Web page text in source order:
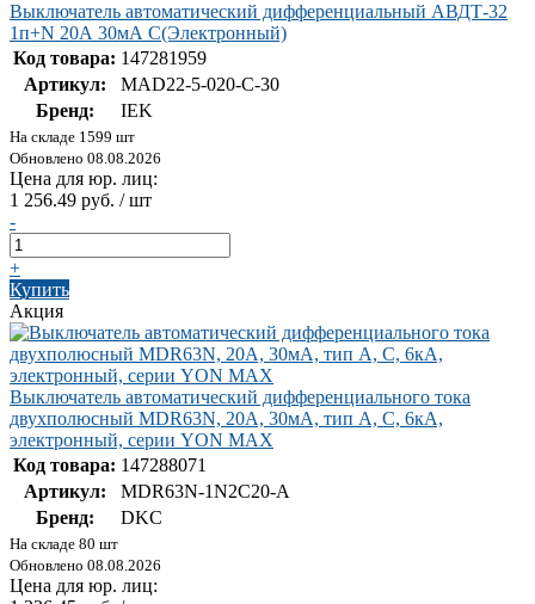
Выключатель автоматический дифференциальный АВДТ-32
1п+N 20А 30мА С(Электронный)
Код товара: 147281959
Артикул:
MAD22-5-020-C-30
Бренд:
IEK
На складе 1599 шт
Обновлено 08.08.2026
Цена для юр. лиц:
1 256.49 руб. / шт
-
+
Купить
Акция
Выключатель автоматический дифференциального тока
двухполюсный MDR63N, 20A, 30мА, тип A, C, 6кА,
электронный, серии YON MAX
Код товара: 147288071
Артикул:
MDR63N-1N2C20-A
Бренд:
DKC
На складе 80 шт
Обновлено 08.08.2026
Цена для юр. лиц: